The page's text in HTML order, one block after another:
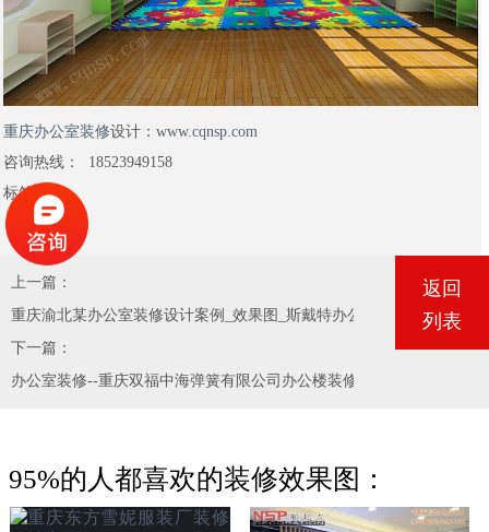
重庆办公室装修设计： www.cqnsp.com
咨询热线： 18523949158
标签：
上一篇：
重庆渝北某办公室装修设计案例_效果图_斯戴特办公室装修公司
下一篇：
办公室装修--重庆双福中海弹簧有限公司办公楼装修
返回
列表
95%的人都喜欢的装修效果图：